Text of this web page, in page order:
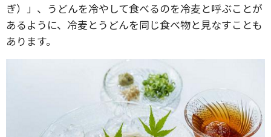
ぎ）」、うどんを冷やして食べるのを冷麦と呼ぶことが
あるように、冷麦とうどんを同じ食べ物と見なすことも
あります。